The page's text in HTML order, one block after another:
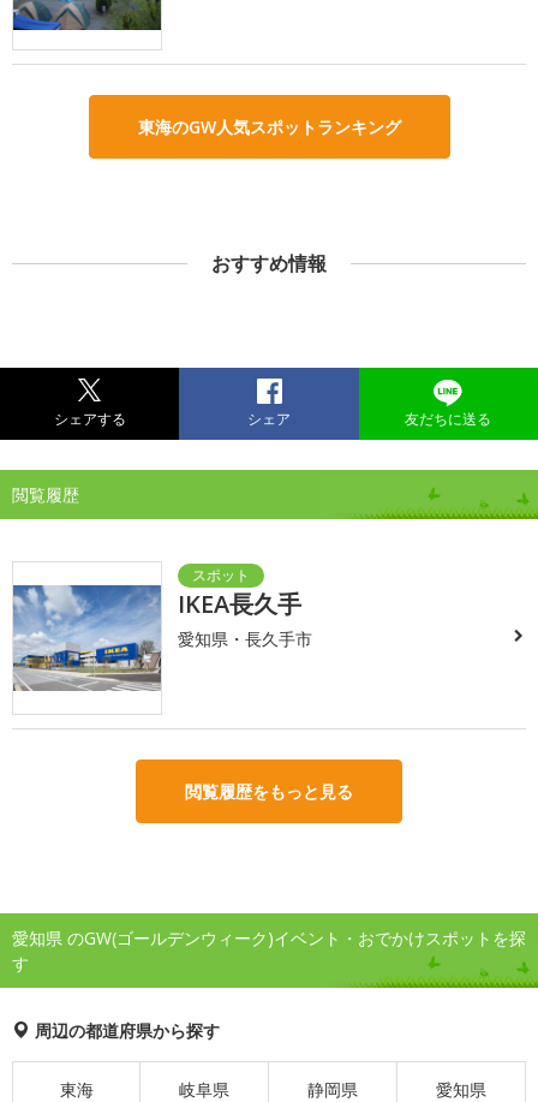
東海のGW人気スポットランキング
おすすめ情報
シェアする シェア 友だちに送る
閲覧履歴
IKEA長久手
愛知県・長久手市
閲覧履歴をもっと見る
愛知県 のGW(ゴールデンウィーク)イベント・おでかけスポットを探
す
周辺の都道府県から探す
東海 岐阜県 静岡県 愛知県